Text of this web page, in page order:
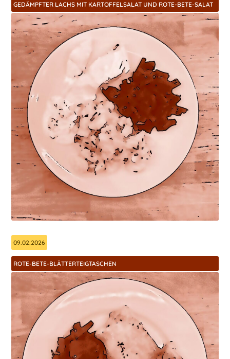
GEDÄMPFTER LACHS MIT KARTOFFELSALAT UND ROTE-BETE-SALAT
09.02.2026
ROTE-BETE-BLÄTTERTEIGTASCHEN